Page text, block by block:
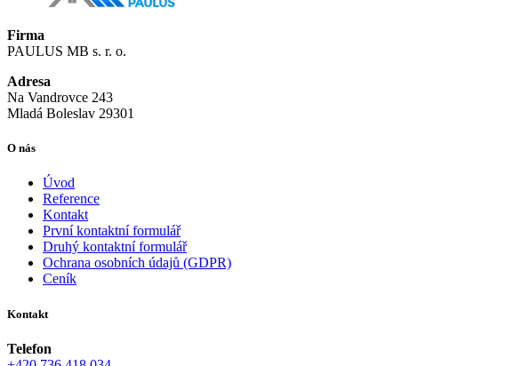
Firma
PAULUS MB s. r. o.
Adresa
Na Vandrovce 243
Mladá Boleslav 29301
O nás
Úvod
Reference
Kontakt
První kontaktní formulář
Druhý kontaktní formulář
Ochrana osobních údajů (GDPR)
Ceník
Kontakt
Telefon